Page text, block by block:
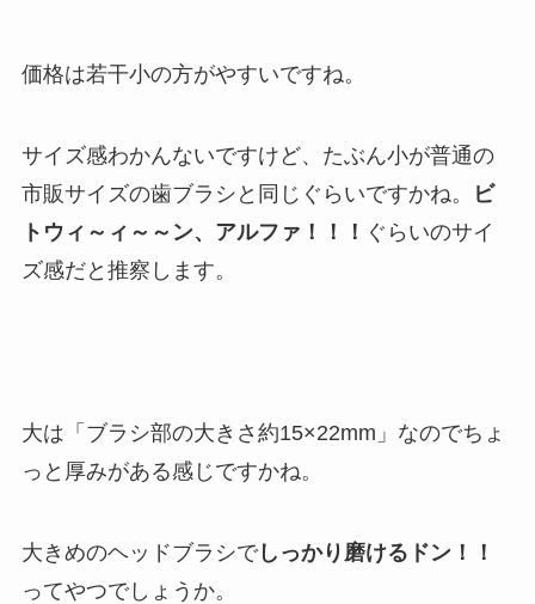
価格は若干小の方がやすいですね。
サイズ感わかんないですけど、たぶん小が普通の
市販サイズの歯ブラシと同じぐらいですかね。
ビ
トウィ～ィ～～ン、アルファ！！！ ぐらいのサイ
ズ感だと推察します。
大は「ブラシ部の大きさ約15×22mm」なのでちょ
っと厚みがある感じですかね。
大きめのヘッドブラシでしっかり磨けるドン！！
ってやつでしょうか。